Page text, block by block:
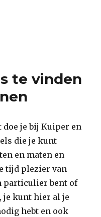
te vinden
doe je bij Kuiper en
die je kunt
en maten en
tijd plezier van
particulier bent of
je kunt hier al je
hebt en ook